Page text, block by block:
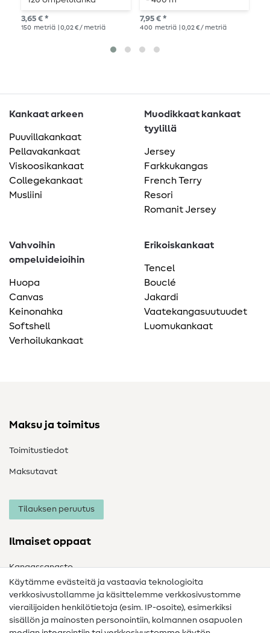
elastisiin saumoihin -
150 m
3,65 € *
150 metriä | 0,02 € / metriä
7,95 € *
400 metriä | 0,02 € / metriä
Kankaat arkeen
Puuvillakankaat
Pellavakankaat
Viskoosikankaat
Collegekankaat
Musliini
Muodikkaat kankaat
tyylillä
Jersey
Farkkukangas
French Terry
Resori
Romanit Jersey
Vahvoihin
ompeluideioihin
Huopa
Canvas
Keinonahka
Softshell
Verhoilukankaat
Erikoiskankaat
Tencel
Bouclé
Jakardi
Vaatekangasuutuudet
Luomukankaat
Maksu ja toimitus
Toimitustiedot
Maksutavat
Tilauksen peruutus
Ilmaiset oppaat
Kangassanasto
Ompelusanasto
Ompeluohjeet
Käytämme evästeitä ja vastaavia teknologioita
verkkosivustollamme ja käsittelemme verkkosivustomme
vierailijoiden henkilötietoja (esim. IP-osoite), esimerkiksi
sisällön ja mainosten personointiin, kolmannen osapuolen